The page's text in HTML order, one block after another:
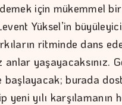
için mükemmel
Yüksel’in
ritminde dans
anlar yaşayacaksınız.
başlayacak; burada
yeni yılı karşılamanın